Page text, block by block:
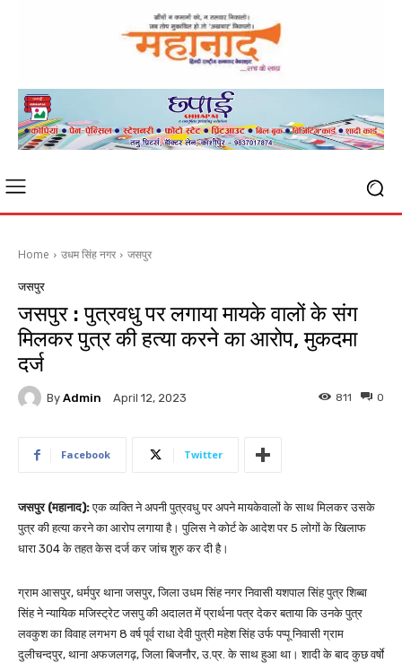
Home उधम सिंह नगर जसपुर
जसपुर
जसपुर : पुत्रवधु पर लगाया मायके वालों के संग
मिलकर पुत्र की हत्या करने का आरोप, मुकदमा
दर्ज
By Admin April 12, 2023 0
811
Facebook Twitter
जसपुर (महानाद):एक व्यक्ति ने अपनी पुत्रवधु पर अपने मायकेवालों के साथ मिलकर उसके
पुत्र की हत्या करने का आरोप लगाया है। पुलिस ने कोर्ट के आदेश पर 5 लोगों के खिलाफ
धारा 304 के तहत केस दर्ज कर जांच शुरु कर दी है।
ग्राम आसपुर, धर्मपुर थाना जसपुर, जिला उधम सिंह नगर निवासी यशपाल सिंह पुत्र शिब्बा
सिंह ने न्यायिक मजिस्ट्रेट जसपु की अदालत में प्रार्थना पत्र देकर बताया कि उनके पुत्र
लवकुश का विवाह लगभग 8 वर्ष पूर्व राधा देवी पुत्री महेश सिंह उर्फ पप्पू निवासी ग्राम
दुलीचन्दपुर, थाना अफजलगढ़, जिला बिजनौर, उ.प्र. के साथ हुआ था। शादी के बाद कुछ वर्षाे